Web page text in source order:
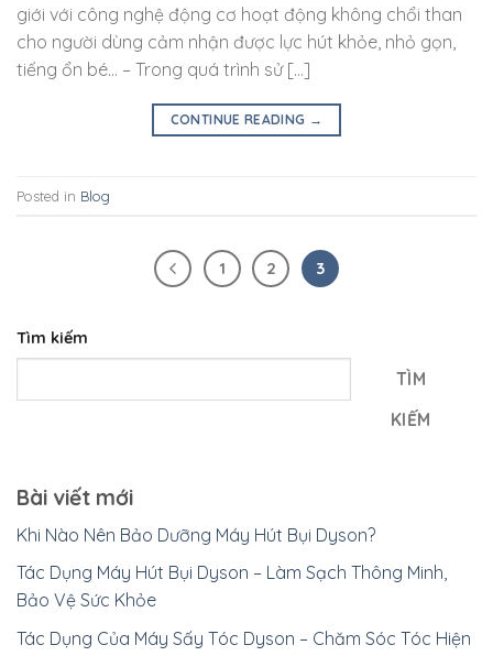
giới với công nghệ động cơ hoạt động không chổi than
cho người dùng cảm nhận được lực hút khỏe, nhỏ gọn,
tiếng ổn bé… – Trong quá trình sử […]
CONTINUE READING →
Posted in Blog
1 2 3
Tìm kiếm
TÌM
KIẾM
Bài viết mới
Khi Nào Nên Bảo Dưỡng Máy Hút Bụi Dyson?
Tác Dụng Máy Hút Bụi Dyson – Làm Sạch Thông Minh,
Bảo Vệ Sức Khỏe
Tác Dụng Của Máy Sấy Tóc Dyson – Chăm Sóc Tóc Hiện